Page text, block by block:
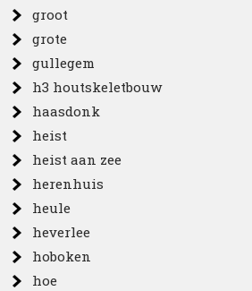
groot
grote
gullegem
h3 houtskeletbouw
haasdonk
heist
heist aan zee
herenhuis
heule
heverlee
hoboken
hoe